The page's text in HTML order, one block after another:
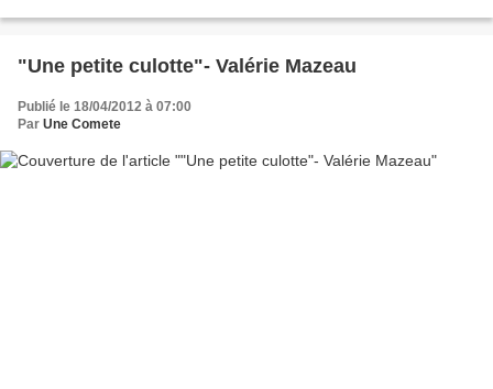
"Une petite culotte"- Valérie Mazeau
Publié le 18/04/2012 à 07:00
Par Une Comete